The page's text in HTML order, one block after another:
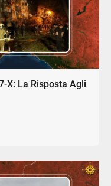
X: La Risposta Agli